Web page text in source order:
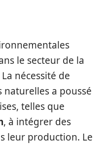
le secteur de la
nécessité de
naturelles a poussé
telles que
, à intégrer des
leur production. Le